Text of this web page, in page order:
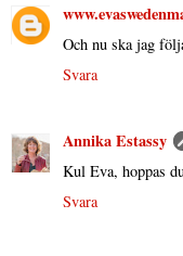
Och nu ska jag
Svara
Annika Estassy
Kul Eva, hoppas
Svara